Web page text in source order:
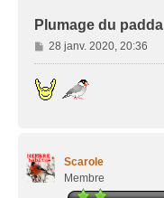
Plumage du padda
M
e
s
28 janv. 2020, 20:36
Scarole
Membre